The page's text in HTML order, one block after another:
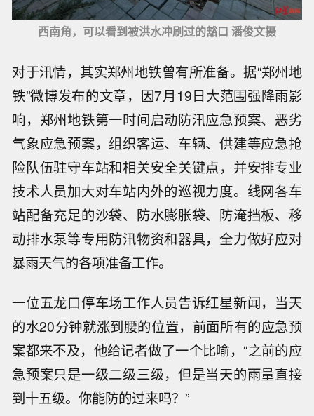
西南角，可以看到被洪水冲刷过的豁口 潘俊文摄
对于汛情，其实郑州地铁曾有所准备。据“郑州地
铁”微博发布的文章，因7月19日大范围强降雨影
响，郑州地铁第一时间启动防汛应急预案、恶劣
气象应急预案，组织客运、车辆、供建等应急抢
险队伍驻守车站和相关安全关键点，并安排专业
技术人员加大对车站内外的巡视力度。线网各车
站配备充足的沙袋、防水膨胀袋、防淹挡板、移
动排水泵等专用防汛物资和器具，全力做好应对
暴雨天气的各项准备工作。
一位五龙口停车场工作人员告诉红星新闻，当天
的水20分钟就涨到腰的位置，前面所有的应急预
案都来不及，他给记者做了一个比喻，“之前的应
急预案只是一级二级三级，但是当天的雨量直接
到十五级。你能防的过来吗？”